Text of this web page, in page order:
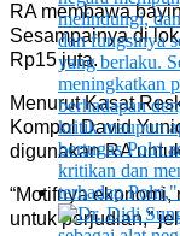
RA membawa
Sesampainya di
Rp15 juta.
Menurut Kasat
Kompol David
digunakan RA
“Motifnya
untuk perjudian,”